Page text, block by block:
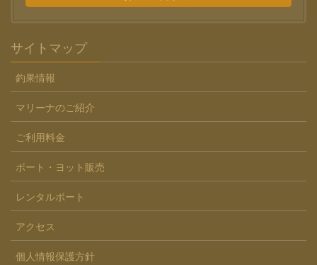
サイトマップ
釣果情報
マリーナのご紹介
ご利用料金
ボート・ヨット販売
レンタルボート
アクセス
個人情報保護方針